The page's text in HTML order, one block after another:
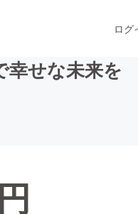
ログ
幸せな未来を
円